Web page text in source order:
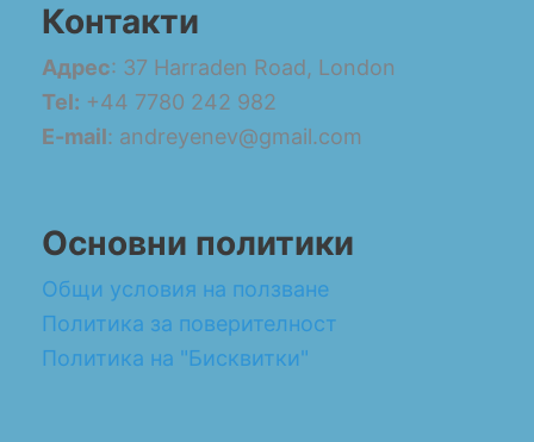
Контакти
Адрес: 37 Harraden Road, London
Tel: +44 7780 242 982
E-mail: andreyenev@gmail.com
Основни политики
Общи условия на ползване
Политика за поверителност
Политика на "Бисквитки"